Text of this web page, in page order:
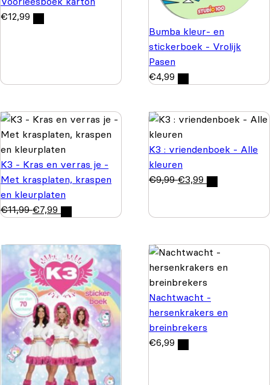
€12,99
Bumba kleur- en
stickerboek - Vrolijk
Pasen
€4,99
K3 - Kras en verras je -
Met krasplaten, kraspen
en kleurplaten
€11,99 €7,99
K3 : vriendenboek - Alle
kleuren
€9,99 €3,99
Nachtwacht -
hersenkrakers en
breinbrekers
€6,99